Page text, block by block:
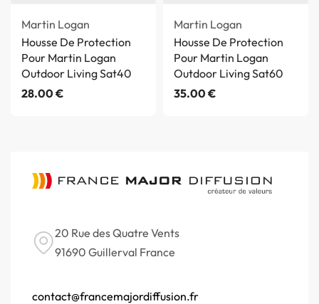
Martin Logan
Housse De Protection
Pour Martin Logan
Outdoor Living Sat40
28.00€
Martin Logan
Housse De Protection
Pour Martin Logan
Outdoor Living Sat60
35.00€
20 Rue des Quatre Vents
91690 Guillerval France
contact@francemajordiffusion.fr